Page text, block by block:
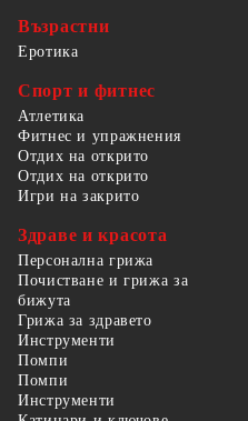
Възрастни
Еротика
Спорт и фитнес
Атлетика
Фитнес и упражнения
Отдих на открито
Отдих на открито
Игри на закрито
Здраве и красота
Персонална грижа
Почистване и грижа за
бижута
Грижа за здравето
Инструменти
Помпи
Помпи
Инструменти